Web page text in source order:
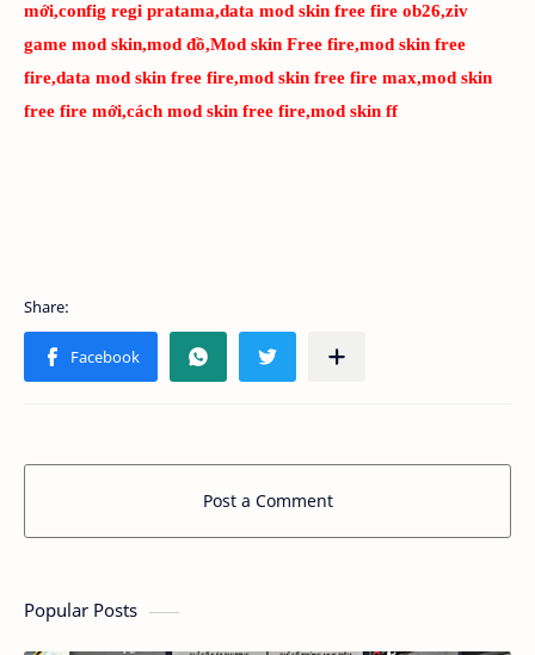
mới,config regi pratama,data mod skin free fire ob26,ziv
game mod skin,mod đồ,Mod skin Free fire,mod skin free
fire,data mod skin free fire,mod skin free fire max,mod skin
free fire mới,cách mod skin free fire,mod skin ff
Post a Comment
Popular Posts